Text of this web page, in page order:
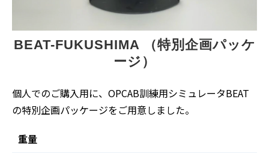
BEAT-FUKUSHIMA （特別企画パッケ
ージ）
個人でのご購入用に、OPCAB訓練用シミュレータBEAT
の特別企画パッケージをご用意しました。
重量